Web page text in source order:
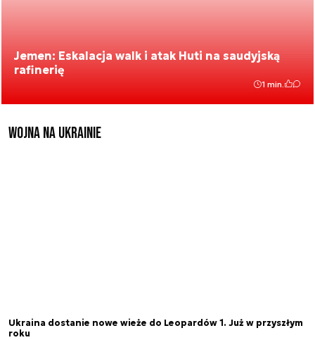
Jemen: Eskalacja walk i atak Huti na saudyjską
rafinerię
1 min.
Wojna na Ukrainie
Ukraina dostanie nowe wieże do Leopardów 1. Już w przyszłym
roku